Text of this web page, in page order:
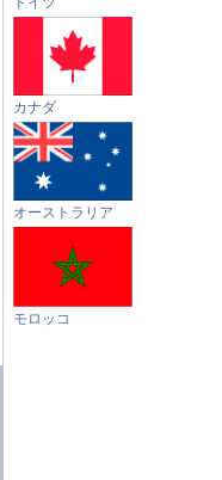
カナダ
オーストラリア
モロッコ